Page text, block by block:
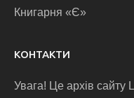
Книгарня «Є»
КОНТАКТИ
Увага! Це архів сайту